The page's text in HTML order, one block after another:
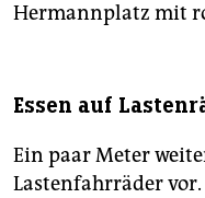
Hermannplatz mit
Essen auf
Ein paar Meter
Lastenfahrräder